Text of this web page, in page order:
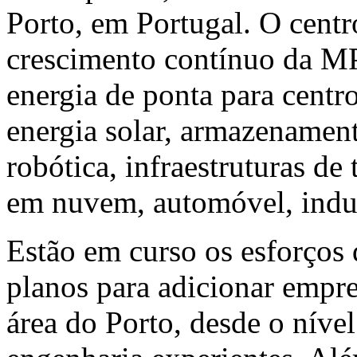
Porto, em Portugal. O
crescimento contínuo da
energia de ponta para
energia solar,
robótica, infraestruturas de
em nuvem, automóvel,
Estão em curso os
planos para adicionar
área do Porto, desde o